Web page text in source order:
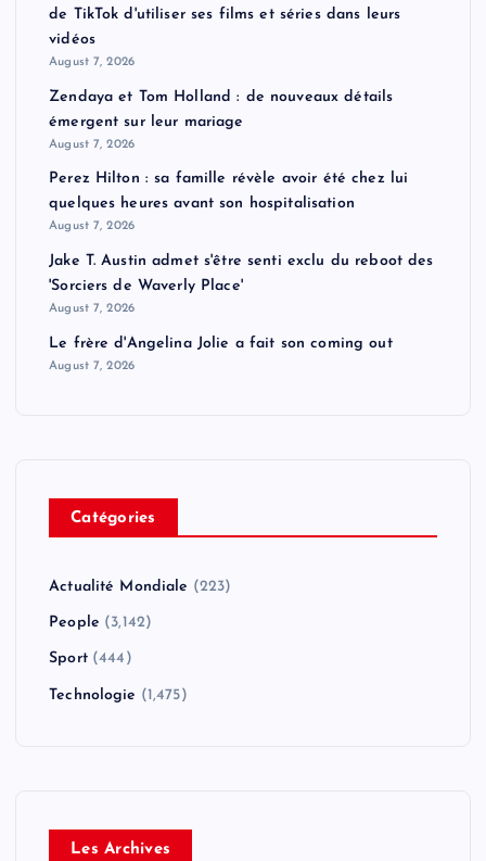
de TikTok d'utiliser ses films et séries dans leurs
vidéos
August 7, 2026
Zendaya et Tom Holland : de nouveaux détails
émergent sur leur mariage
August 7, 2026
Perez Hilton : sa famille révèle avoir été chez lui
quelques heures avant son hospitalisation
August 7, 2026
Jake T. Austin admet s'être senti exclu du reboot des
'Sorciers de Waverly Place'
August 7, 2026
Le frère d'Angelina Jolie a fait son coming out
August 7, 2026
Catégories
Actualité Mondiale (223)
People (3,142)
Sport(444)
Technologie (1,475)
Les Archives